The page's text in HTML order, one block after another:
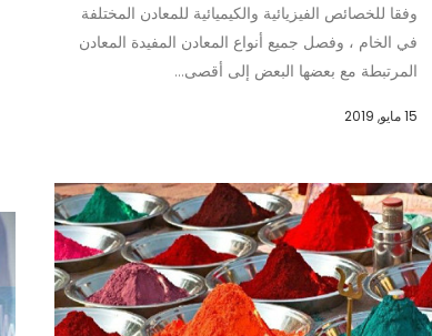
وفقا للخصائص الفيزيائية والكيميائية للمعادن المختلفة
في الخام ، وفصل جميع أنواع المعادن المفيدة المعادن
المرتبطة مع بعضها البعض إلى أقصى...
15 مايو, 2019